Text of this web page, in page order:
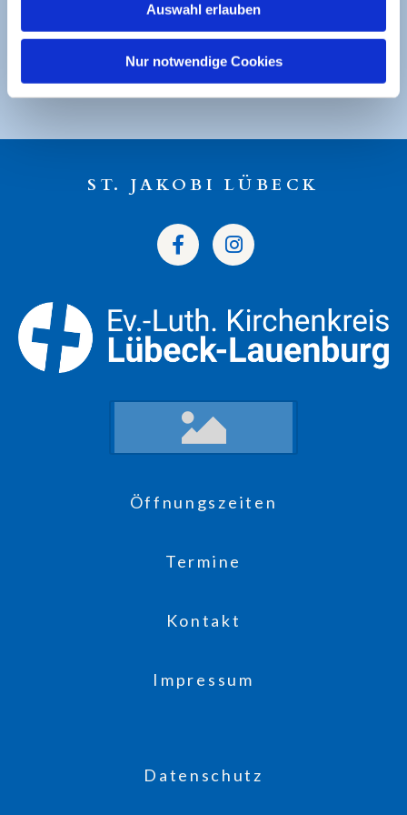
Auswahl erlauben
Nur notwendige Cookies
Sparkasse zu Lübeck
Ev. Luth. Kirchengemeinde St. Jakobi
DE49 2305 0101 0001 0053 21
ST. JAKOBI LÜBECK
Öffnungszeiten
Termine
Kontakt
Impressum
Datenschutz